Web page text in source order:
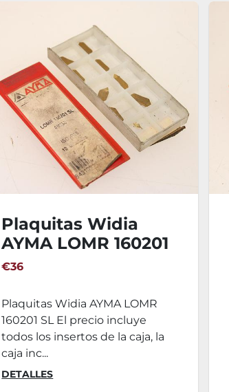
Plaquitas Widia
AYMA LOMR 160201
SL
€36
Plaquitas Widia AYMA LOMR
160201 SL El precio incluye
todos los insertos de la caja, la
caja inc...
DETALLES